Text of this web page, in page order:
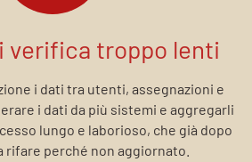
verifica troppo lenti
i dati tra utenti, assegnazioni e
i dati da più sistemi e aggregarli
lungo e laborioso, che già dopo
rifare perché non aggiornato.